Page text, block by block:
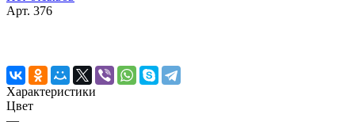
Арт. 376
Характеристики
Цвет